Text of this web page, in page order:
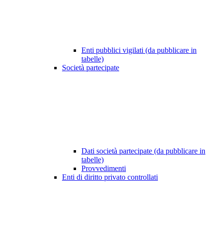
Enti pubblici vigilati (da pubblicare in
tabelle)
Società partecipate
Dati società partecipate (da pubblicare in
tabelle)
Provvedimenti
Enti di diritto privato controllati